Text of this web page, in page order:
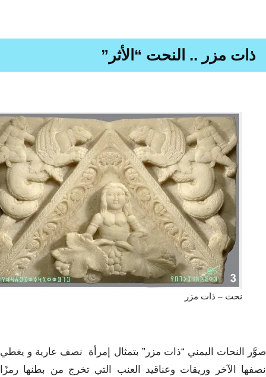
ذات مزر .. النحت “الأثر”
نحت – ذات مزر
صوَّر النحات اليمني “ذات مزر” بتمثال إمرأة نصف عارية و يغطي
نصفها الآخر وريقات وعناقيد العنب التي تخرج من بطنها رمزًا